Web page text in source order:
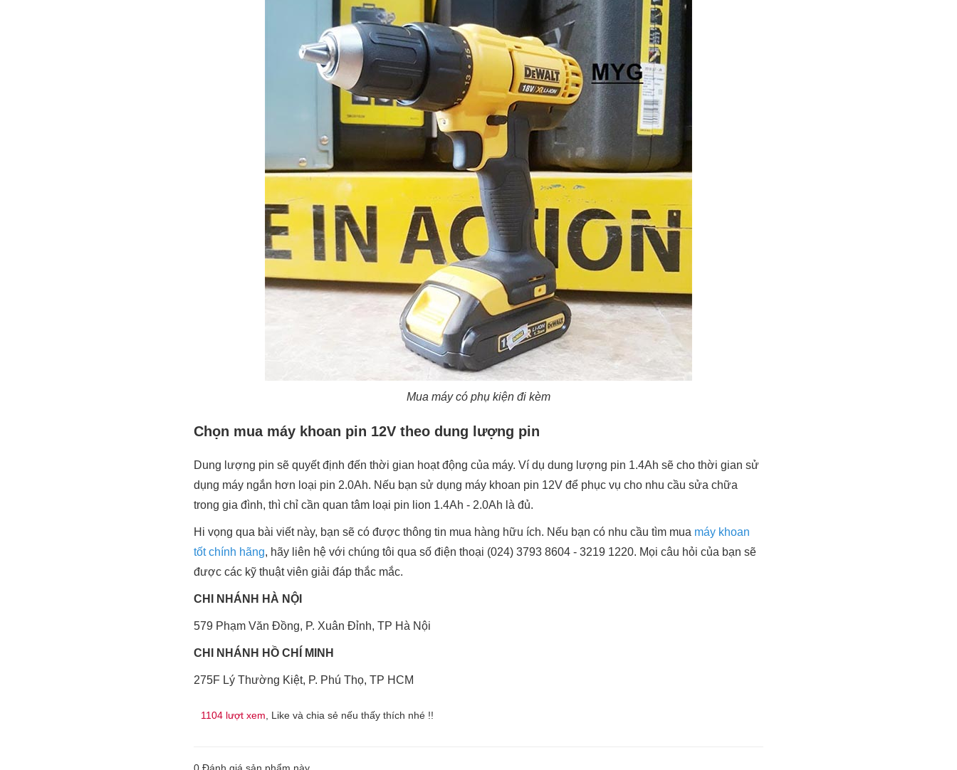
Mua máy có phụ kiện đi kèm
Chọn mua máy khoan pin 12V theo dung lượng pin
Dung lượng pin sẽ quyết định đến thời gian hoạt động của máy. Ví dụ dung lượng pin 1.4Ah sẽ cho thời gian sử
dụng máy ngắn hơn loại pin 2.0Ah. Nếu bạn sử dụng máy khoan pin 12V để phục vụ cho nhu cầu sửa chữa
trong gia đình, thì chỉ cần quan tâm loại pin lion 1.4Ah - 2.0Ah là đủ.
Hi vọng qua bài viết này, bạn sẽ có được thông tin mua hàng hữu ích. Nếu bạn có nhu cầu tìm mua máy khoan
tốt chính hãng, hãy liên hệ với chúng tôi qua số điện thoại (024) 3793 8604 - 3219 1220. Mọi câu hỏi của bạn sẽ
được các kỹ thuật viên giải đáp thắc mắc.
CHI NHÁNH HÀ NỘI
579 Phạm Văn Đồng, P. Xuân Đỉnh, TP Hà Nội
CHI NHÁNH HỒ CHÍ MINH
275F Lý Thường Kiệt, P. Phú Thọ, TP HCM
1104 lượt xem , Like và chia sẻ nếu thấy thích nhé !!
0 Đánh giá sản phẩm này